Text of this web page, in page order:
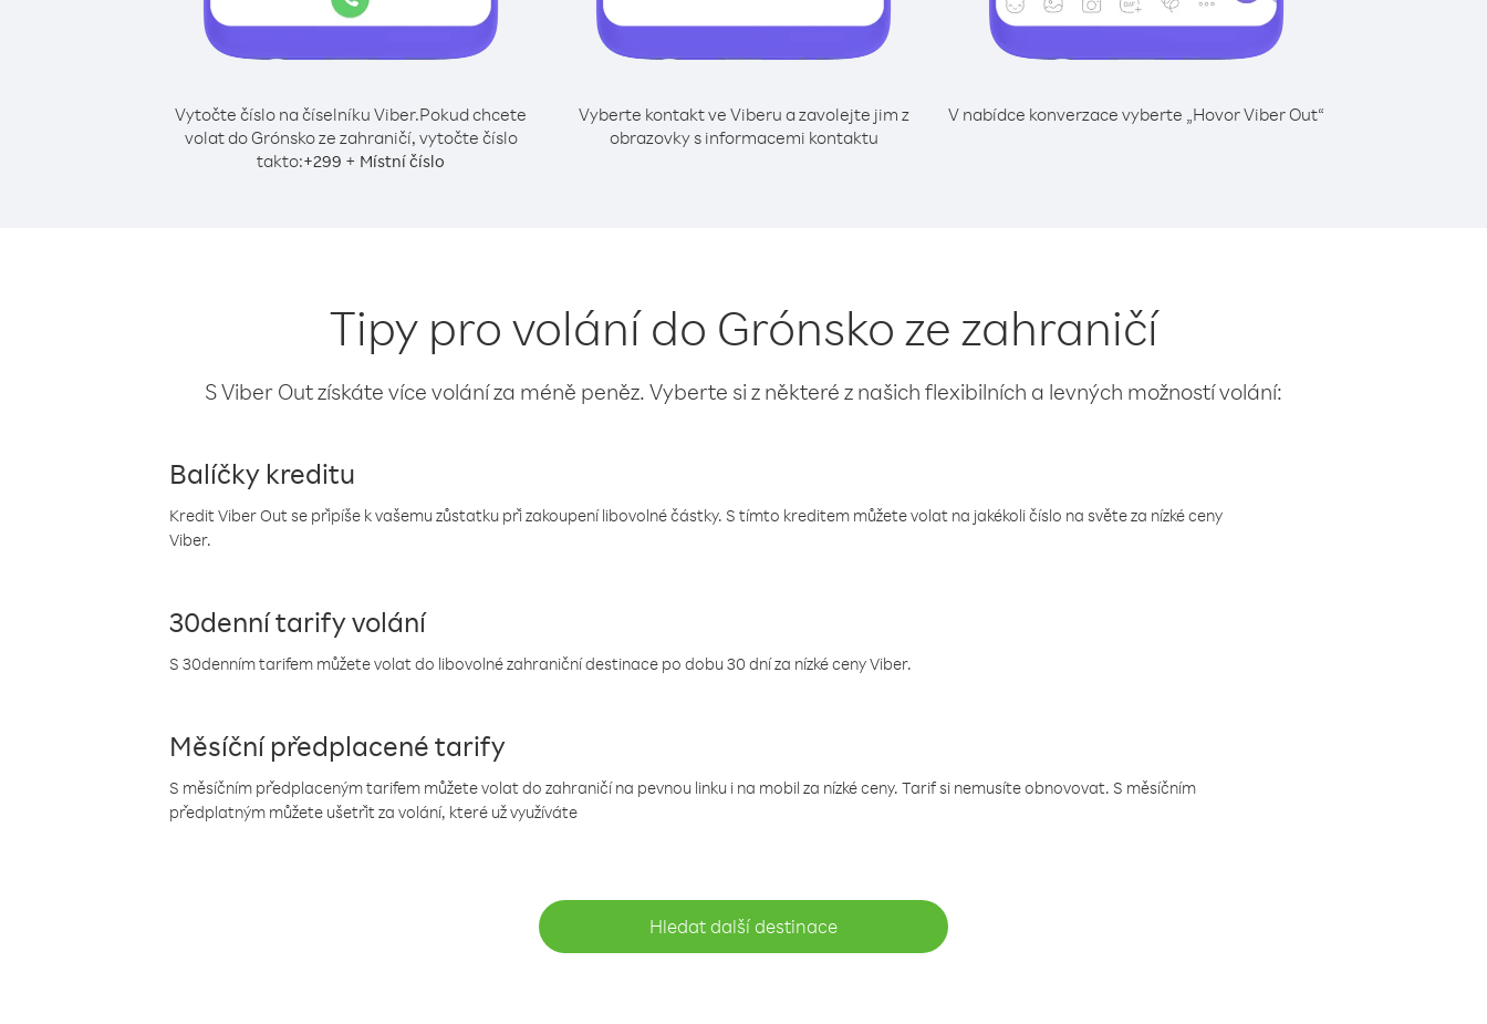
Vytočte číslo na číselníku Viber.Pokud chcete
volat do Grónsko ze zahraničí, vytočte číslo
takto:+299 + Místní číslo
Vyberte kontakt ve Viberu a zavolejte jim z
obrazovky s informacemi kontaktu
V nabídce konverzace vyberte „Hovor Viber Out“
Tipy pro volání do Grónsko ze zahraničí
S Viber Out získáte více volání za méně peněz. Vyberte si z některé z našich flexibilních a levných možností volání:
Balíčky kreditu
Kredit Viber Out se připíše k vašemu zůstatku při zakoupení libovolné částky. S tímto kreditem můžete volat na jakékoli číslo na světe za nízké ceny
Viber.
30denní tarify volání
S 30denním tarifem můžete volat do libovolné zahraniční destinace po dobu 30 dní za nízké ceny Viber.
Měsíční předplacené tarify
S měsíčním předplaceným tarifem můžete volat do zahraničí na pevnou linku i na mobil za nízké ceny. Tarif si nemusíte obnovovat. S měsíčním
předplatným můžete ušetřit za volání, které už využíváte
Hledat další destinace